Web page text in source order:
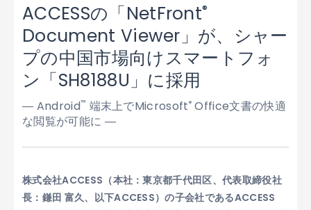
ACCESSの「NetFront®
Document Viewer」が、シャー
プの中国市場向けスマートフォ
ン「SH8188U」に採用
― Android™ 端末上でMicrosoft® Office文書の快適
な閲覧が可能に ―
株式会社ACCESS（本社：東京都千代田区、代表取締役社
長：鎌田 富久、以下ACCESS）の子会社であるACCESS